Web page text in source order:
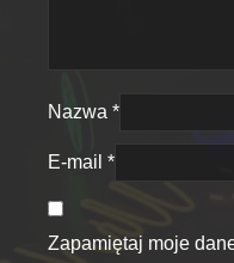
Nazwa *
E-mail *
Zapamiętaj moje